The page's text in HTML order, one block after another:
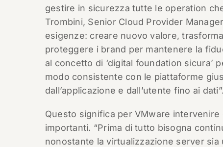
gestire in sicurezza tutte le operation
Trombini, Senior Cloud Provider
esigenze: creare nuovo valore,
proteggere i brand per mantenere la
al concetto di ‘digital foundation sicura’
modo consistente con le piattaforme
dall’applicazione e dall’utente fino ai dati”.
Questo significa per VMware
importanti. “Prima di tutto bisogna
nonostante la virtualizzazione server